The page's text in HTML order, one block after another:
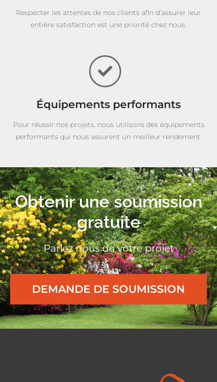
Respecter les attentes de nos clients afin d’assurer leur
entière satisfaction est une priorité chez nous.
Équipements performants
Pour réussir nos projets, nous utilisons des équipements
performants qui nous assurent un meilleur rendement.
Obtenir une soumission
gratuite
Parlez nous de votre projet
DEMANDE DE SOUMISSION